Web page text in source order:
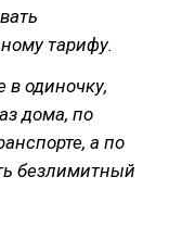
тарифу.
одиночку,
дома, по
а по
безлимитный